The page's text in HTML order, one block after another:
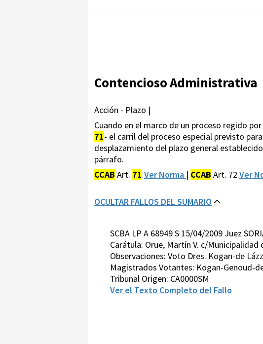
Contencioso Administrativa
Acción - Plazo |
Cuando en el marco de un proceso regido
71- el carril del proceso especial previsto
desplazamiento del plazo general
párrafo.
CCAB Art. 71 Ver Norma | CCAB Art. 72 Ver
OCULTAR FALLOS DEL SUMARIO
SCBA LP A 68949 S 15/04/2009 Juez
Carátula: Orue, Martín V. c/
Observaciones: Voto Dres. Kogan-de
Magistrados Votantes: Kogan-Genoud-
Tribunal Origen: CA0000SM
Ver el Texto Completo del Fallo